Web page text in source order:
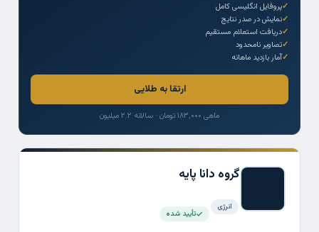
گروه دانا پایه
انرژی
تأیید شده
پروفایل انگلیسی کامل
نمایش در صدر نتایج
دریافت استعلام مستقیم
تصاویر نامحدود
آمار بازدید ماهانه
ارتقا به طلایی
ماهی ۱۸۳,۰۰۰ تومان · سالانه ۲.۲ میلیون